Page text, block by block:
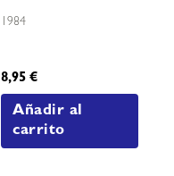
1984
8,95€
Añadir al
carrito